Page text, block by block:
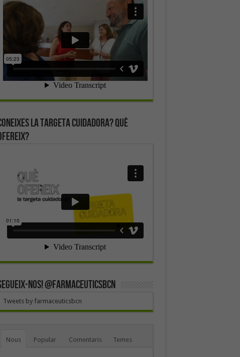
la targeta cuidadora? Què
NOS! @farmaceuticsbcn
Tweets by farmaceuticsbcn
Nous Popular Comentaris Temes